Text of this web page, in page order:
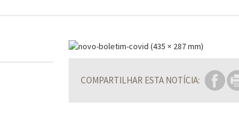
COMPARTILHAR ESTA NOTÍCIA: